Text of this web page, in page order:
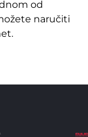
od
naručiti